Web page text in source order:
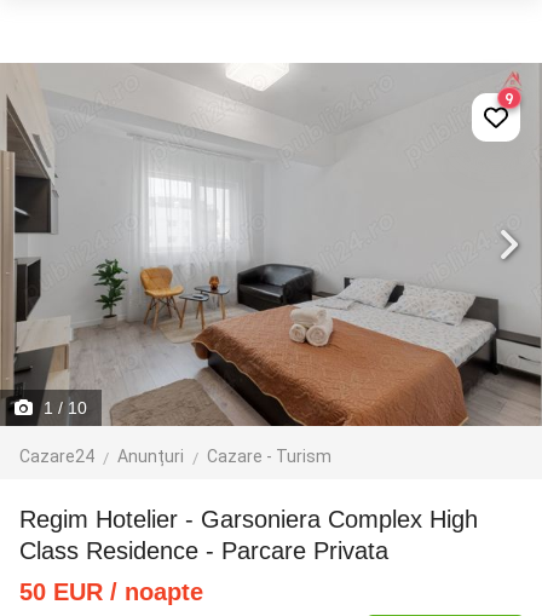
1 / 10
Cazare24 Anunțuri Cazare - Turism
9
Regim Hotelier - Garsoniera Complex High
Class Residence - Parcare Privata
50 EUR / noapte